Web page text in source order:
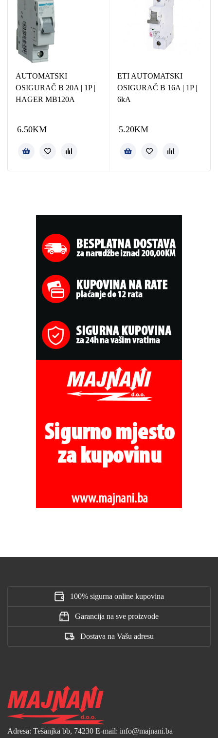
AUTOMATSKI
OSIGURAČ B 20A | 1P |
HAGER MB120A
6.50KM
ETI AUTOMATSKI
OSIGURAČ B 16A | 1P |
6kA
5.20KM
100% sigurna online kupovina
Garancija na sve proizvode
Dostava na Vašu adresu
Adresa: Tešanjka bb, 74230 E-mail: info@majnani.ba